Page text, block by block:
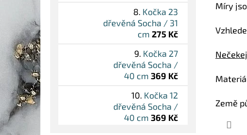
Kočka 23
dřevěná Socha / 31
cm 275 Kč
Kočka 27
dřevěná Socha /
40 cm 369 Kč
Kočka 12
dřevěná Socha /
40 cm 369 Kč
Míry
Země